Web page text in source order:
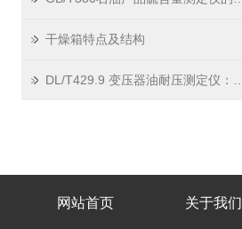
干燥箱特点及结构
网站首页 关于我们